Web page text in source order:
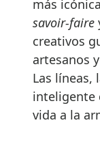
más
savoir-faire
creativos
artesanos
Las líneas,
inteligente
vida a la